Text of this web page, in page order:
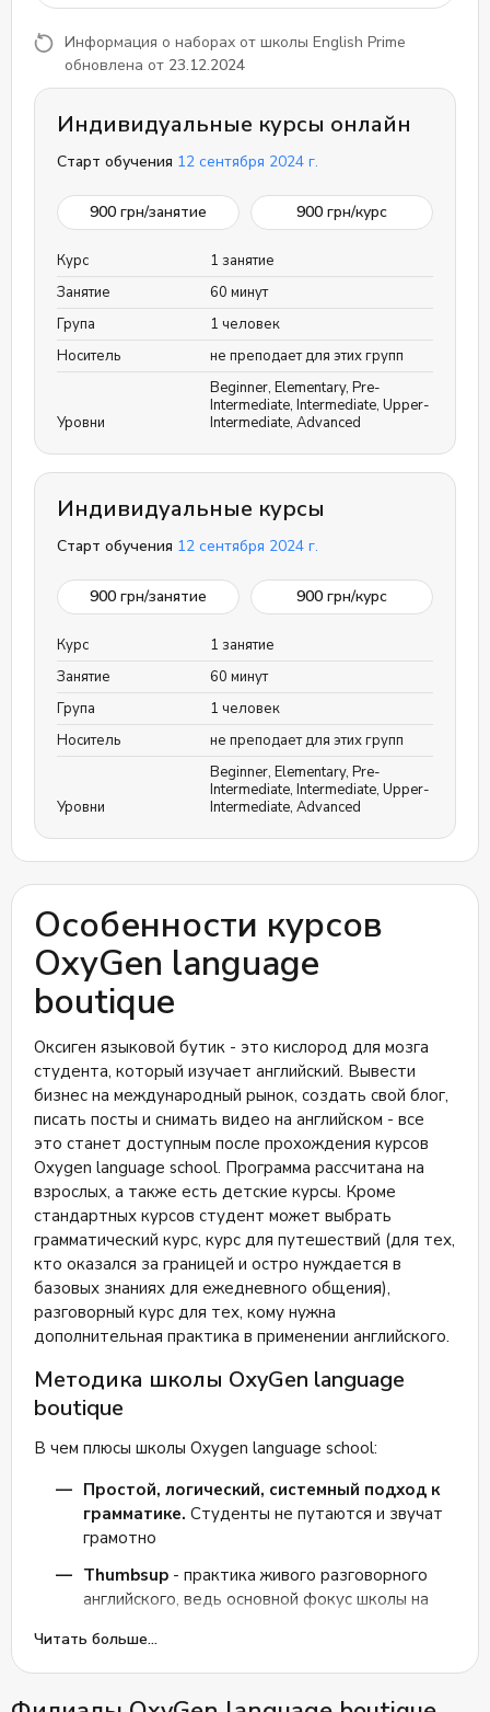
Информация о наборах от школы English Prime
обновлена от 23.12.2024
Индивидуальные курсы онлайн
Старт обучения 12 сентября 2024 г.
900 грн/занятие 900 грн/курс
Курс
1 занятие
Занятие
60 минут
Група
1 человек
Носитель
не преподает для этих групп
Уровни
Beginner, Elementary, Pre-
Intermediate, Intermediate, Upper-
Intermediate, Advanced
Индивидуальные курсы
Старт обучения 12 сентября 2024 г.
900 грн/занятие 900 грн/курс
Курс
1 занятие
Занятие
60 минут
Група
1 человек
Носитель
не преподает для этих групп
Уровни
Beginner, Elementary, Pre-
Intermediate, Intermediate, Upper-
Intermediate, Advanced
Особенности курсов
OxyGen language
boutique
Оксиген языковой бутик - это кислород для мозга
студента, который изучает английский. Вывести
бизнес на международный рынок, создать свой блог,
писать посты и снимать видео на английском - все
это станет доступным после прохождения курсов
Oxygen language school. Программа рассчитана на
взрослых, а также есть детские курсы. Кроме
стандартных курсов студент может выбрать
грамматический курс, курс для путешествий (для тех,
кто оказался за границей и остро нуждается в
базовых знаниях для ежедневного общения),
разговорный курс для тех, кому нужна
дополнительная практика в применении английского.
Методика школы OxyGen language
boutique
В чем плюсы школы Oxygen language school:
Простой, логический, системный подход к
грамматике. Студенты не путаются и звучат
грамотно
Thumbsup - практика живого разговорного
английского, ведь основной фокус школы на
студенты проработают свою фонетику
Читать больше...